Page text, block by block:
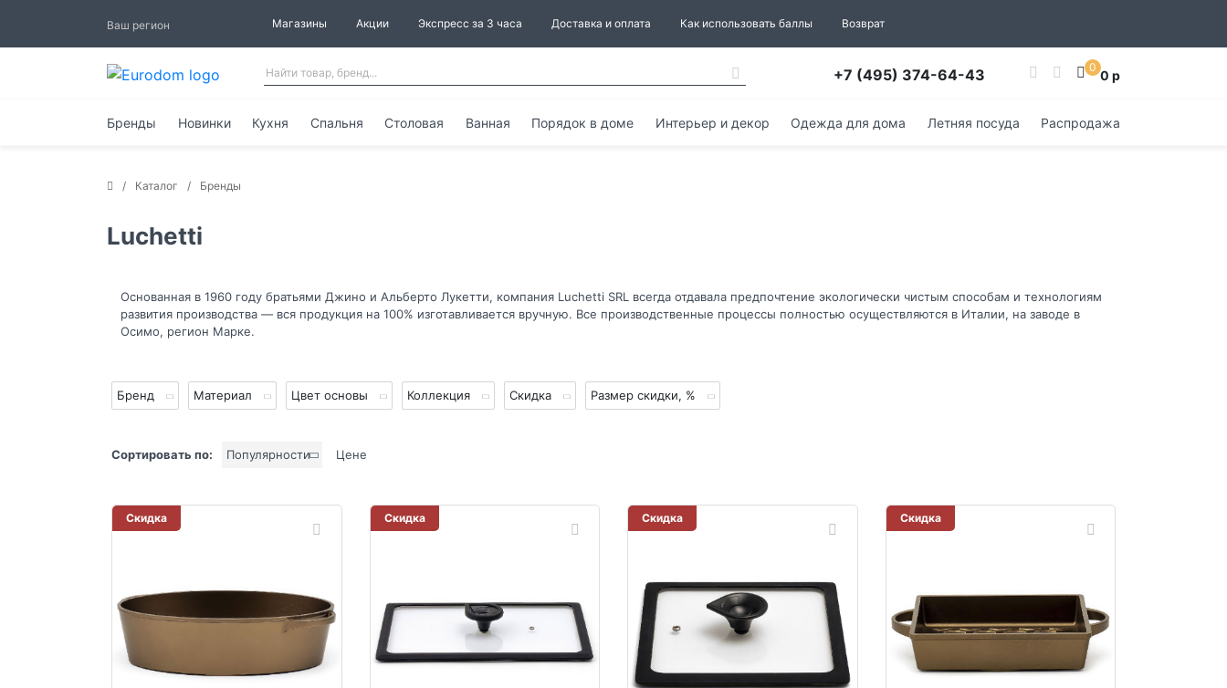
Ваш регион Магазины Акции Экспресс за 3 часа Доставка и оплата Как использовать баллы Возврат
+7 (495) 374-64-43 0 0 р
Бренды Новинки Кухня Спальня Столовая Ванная Порядок в доме Интерьер и декор Одежда для дома Летняя посуда Распродажа
Каталог Бренды
Luchetti
Основанная в 1960 году братьями Джино и Альберто Лукетти, компания Luchetti SRL всегда отдавала предпочтение экологически чистым способам и технологиям
развития производства — вся продукция на 100% изготавливается вручную. Все производственные процессы полностью осуществляются в Италии, на заводе в
Осимо, регион Марке.
Бренд Материал Цвет основы Коллекция Скидка Размер скидки, %
Сортировать по: Популярности Цене
Скидка Скидка Скидка Скидка